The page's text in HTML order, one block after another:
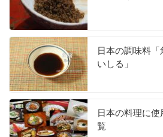
日本の調味料「
いしる」
日本の料理に
覧